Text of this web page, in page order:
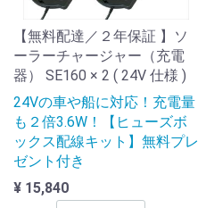
【無料配達／２年保証 】ソ
ーラーチャージャー（充電
器） SE160 × 2 ( 24V 仕様 )
24Vの車や船に対応！充電量
も２倍3.6W！【ヒューズボ
ックス配線キット】無料プレ
ゼント付き
¥ 15,840